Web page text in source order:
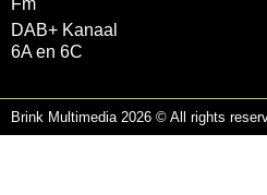
Fm
DAB+ Kanaal
6A en 6C
Brink Multimedia 2026 © All rights